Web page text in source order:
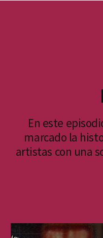
En este
marcado la
artistas con una